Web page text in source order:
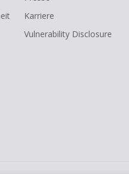
Karriere
Vulnerability Disclosure